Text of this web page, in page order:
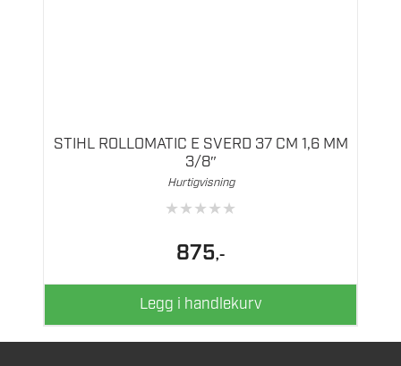
STIHL ROLLOMATIC E SVERD 37 CM 1,6 MM
3/8″
Hurtigvisning
★★★★★
875,-
Legg i handlekurv